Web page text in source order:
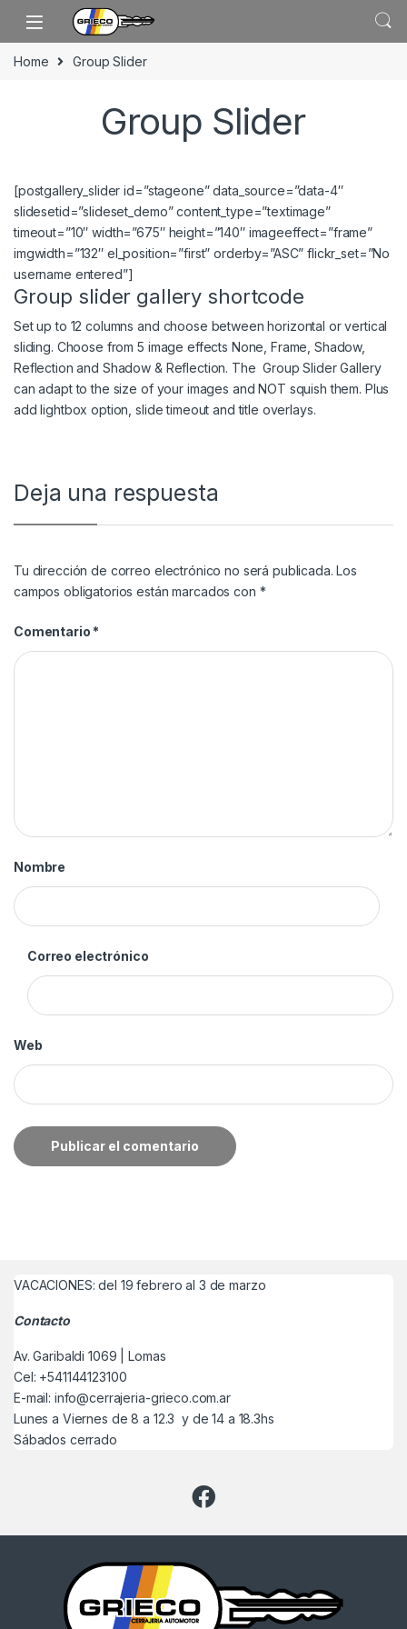
Skip to navigation
Skip to content
Home Group Slider
Group Slider
[postgallery_slider id=”stageone” data_source=”data-4″
slidesetid=”slideset_demo” content_type=”textimage”
timeout=”10″ width=”675″ height=”140″ imageeffect=”frame”
imgwidth=”132″ el_position=”first” orderby=”ASC” flickr_set=”No
username entered”]
Group slider gallery shortcode
Set up to 12 columns and choose between horizontal or vertical
sliding. Choose from 5 image effects None, Frame, Shadow,
Reflection and Shadow & Reflection. The Group Slider Gallery
can adapt to the size of your images and NOT squish them. Plus
add lightbox option, slide timeout and title overlays.
Deja una respuesta
Tu dirección de correo electrónico no será publicada. Los
campos obligatorios están marcados con *
Comentario *
Nombre
Correo electrónico
Web
VACACIONES: del 19 febrero al 3 de marzo
Contacto
Av. Garibaldi 1069 | Lomas
Cel: +541144123100
E-mail: info@cerrajeria-grieco.com.ar
Lunes a Viernes de 8 a 12.3 y de 14 a 18.3hs
Sábados cerrado